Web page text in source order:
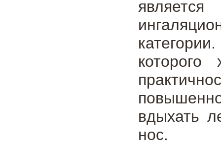
которого
вдыхать
нос.